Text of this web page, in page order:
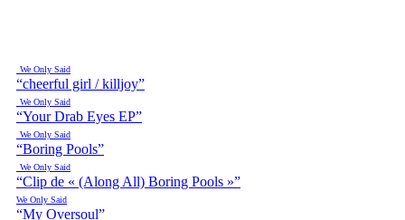
We Only Said
“cheerful girl / killjoy”
We Only Said
“Your Drab Eyes EP”
We Only Said
“Boring Pools”
We Only Said
“Clip de « (Along All) Boring Pools »”
We Only Said
“My Oversoul”